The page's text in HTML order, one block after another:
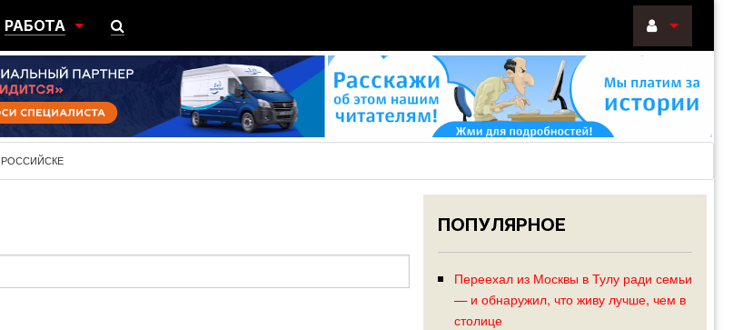
РАБОТА
ПОИСК РАБОТЫ
РАЗМЕСТИТЬ ВАКАНСИЮ
Войти
ПОПУЛЯРНОЕ
Переехал из Москвы в Тулу ради семьи
— и обнаружил, что живу лучше, чем в
столице